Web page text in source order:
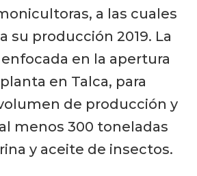
a las cuales
su producción 2019. La
en la apertura
en Talca, para
de producción y
menos 300 toneladas
y aceite de insectos.